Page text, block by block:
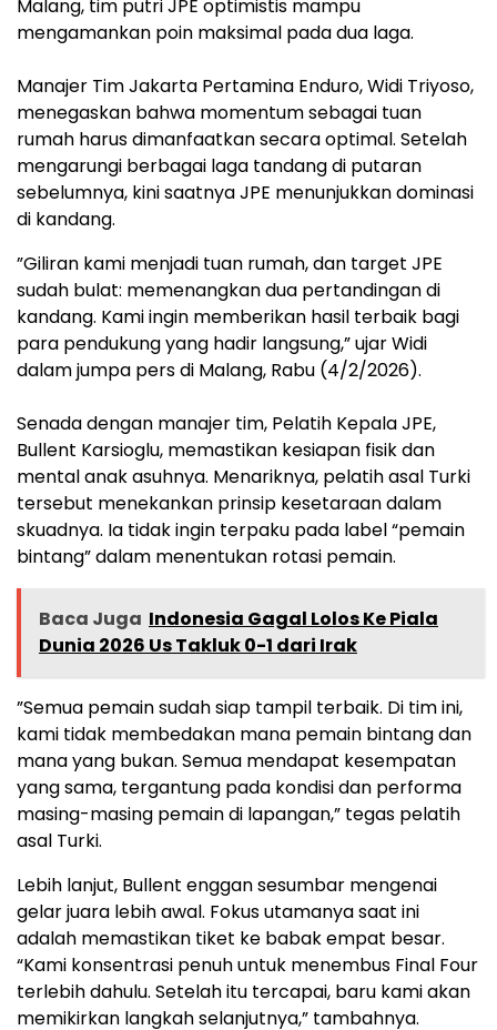
Malang, tim putri JPE optimistis mampu
mengamankan poin maksimal pada dua laga.
​Manajer Tim Jakarta Pertamina Enduro, Widi Triyoso,
menegaskan bahwa momentum sebagai tuan
rumah harus dimanfaatkan secara optimal. Setelah
mengarungi berbagai laga tandang di putaran
sebelumnya, kini saatnya JPE menunjukkan dominasi
di kandang.
​”Giliran kami menjadi tuan rumah, dan target JPE
sudah bulat: memenangkan dua pertandingan di
kandang. Kami ingin memberikan hasil terbaik bagi
para pendukung yang hadir langsung,” ujar Widi
dalam jumpa pers di Malang, Rabu (4/2/2026).
​Senada dengan manajer tim, Pelatih Kepala JPE,
Bullent Karsioglu, memastikan kesiapan fisik dan
mental anak asuhnya. Menariknya, pelatih asal Turki
tersebut menekankan prinsip kesetaraan dalam
skuadnya. Ia tidak ingin terpaku pada label “pemain
bintang” dalam menentukan rotasi pemain.
Baca Juga Indonesia Gagal Lolos Ke Piala
Dunia 2026 Us Takluk 0-1 dari Irak
​”Semua pemain sudah siap tampil terbaik. Di tim ini,
kami tidak membedakan mana pemain bintang dan
mana yang bukan. Semua mendapat kesempatan
yang sama, tergantung pada kondisi dan performa
masing-masing pemain di lapangan,” tegas pelatih
asal Turki.
​Lebih lanjut, Bullent enggan sesumbar mengenai
gelar juara lebih awal. Fokus utamanya saat ini
adalah memastikan tiket ke babak empat besar.
“Kami konsentrasi penuh untuk menembus Final Four
terlebih dahulu. Setelah itu tercapai, baru kami akan
memikirkan langkah selanjutnya,” tambahnya.